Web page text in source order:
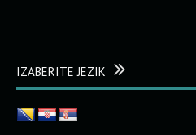
IZABERITE JEZIK